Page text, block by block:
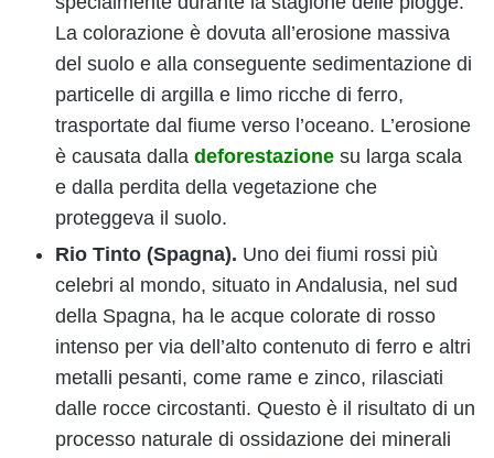
La colorazione è dovuta all’erosione massiva
del suolo e alla conseguente sedimentazione di
particelle di argilla e limo ricche di ferro,
trasportate dal fiume verso l’oceano. L’erosione
è causata dalla deforestazione su larga scala
e dalla perdita della vegetazione che
proteggeva il suolo.
Rio Tinto (Spagna). Uno dei fiumi rossi più
celebri al mondo, situato in Andalusia, nel sud
della Spagna, ha le acque colorate di rosso
intenso per via dell’alto contenuto di ferro e altri
metalli pesanti, come rame e zinco, rilasciati
dalle rocce circostanti. Questo è il risultato di un
processo naturale di ossidazione dei minerali